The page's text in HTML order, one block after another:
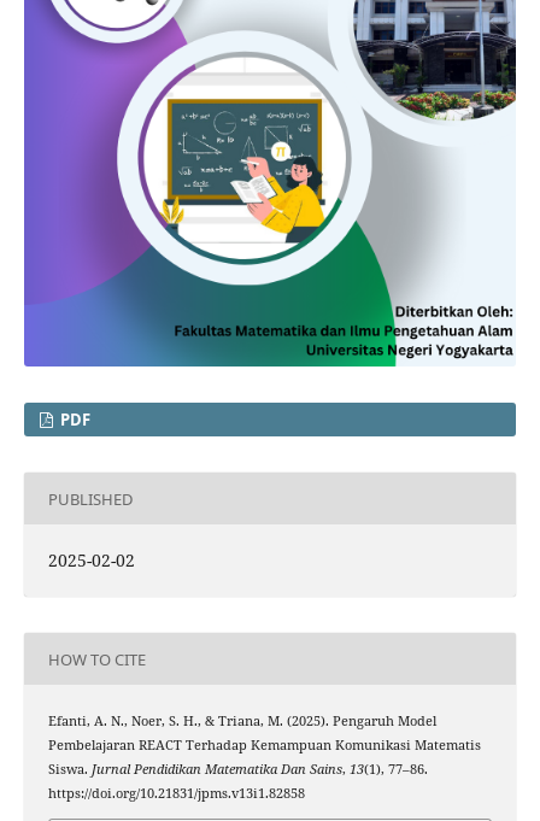
PDF
PUBLISHED
2025-02-02
HOW TO CITE
Efanti, A. N., Noer, S. H., & Triana, M. (2025). Pengaruh Model
Pembelajaran REACT Terhadap Kemampuan Komunikasi Matematis
Siswa. Jurnal Pendidikan Matematika Dan Sains, 13(1), 77–86.
https://doi.org/10.21831/jpms.v13i1.82858